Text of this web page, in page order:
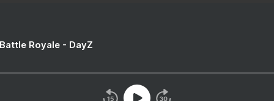
Royale - DayZ